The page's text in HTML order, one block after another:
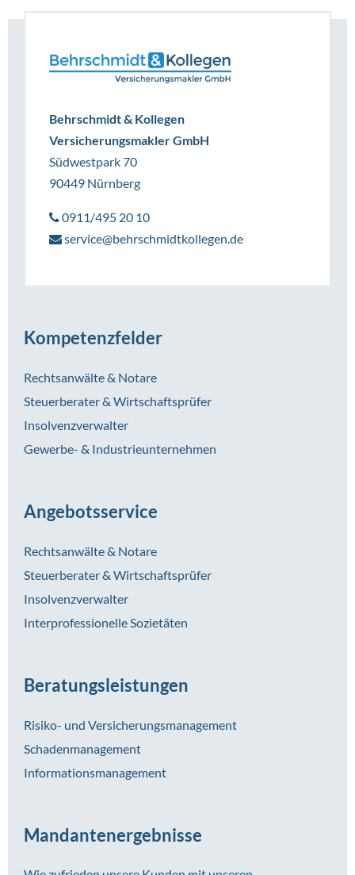
Behrschmidt & Kollegen
Versicherungsmakler GmbH
Südwestpark 70
90449 Nürnberg
0911/495 20 10
service@behrschmidtkollegen.de
Kompetenzfelder
Rechtsanwälte & Notare
Steuerberater & Wirtschaftsprüfer
Insolvenzverwalter
Gewerbe- & Industrieunternehmen
Angebotsservice
Rechtsanwälte & Notare
Steuerberater & Wirtschaftsprüfer
Insolvenzverwalter
Interprofessionelle Sozietäten
Beratungsleistungen
Risiko- und Versicherungsmanagement
Schadenmanagement
Informationsmanagement
Mandantenergebnisse